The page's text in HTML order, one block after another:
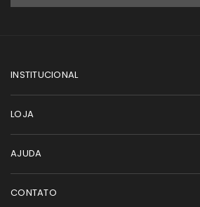
INSTITUCIONAL
LOJA
AJUDA
CONTATO